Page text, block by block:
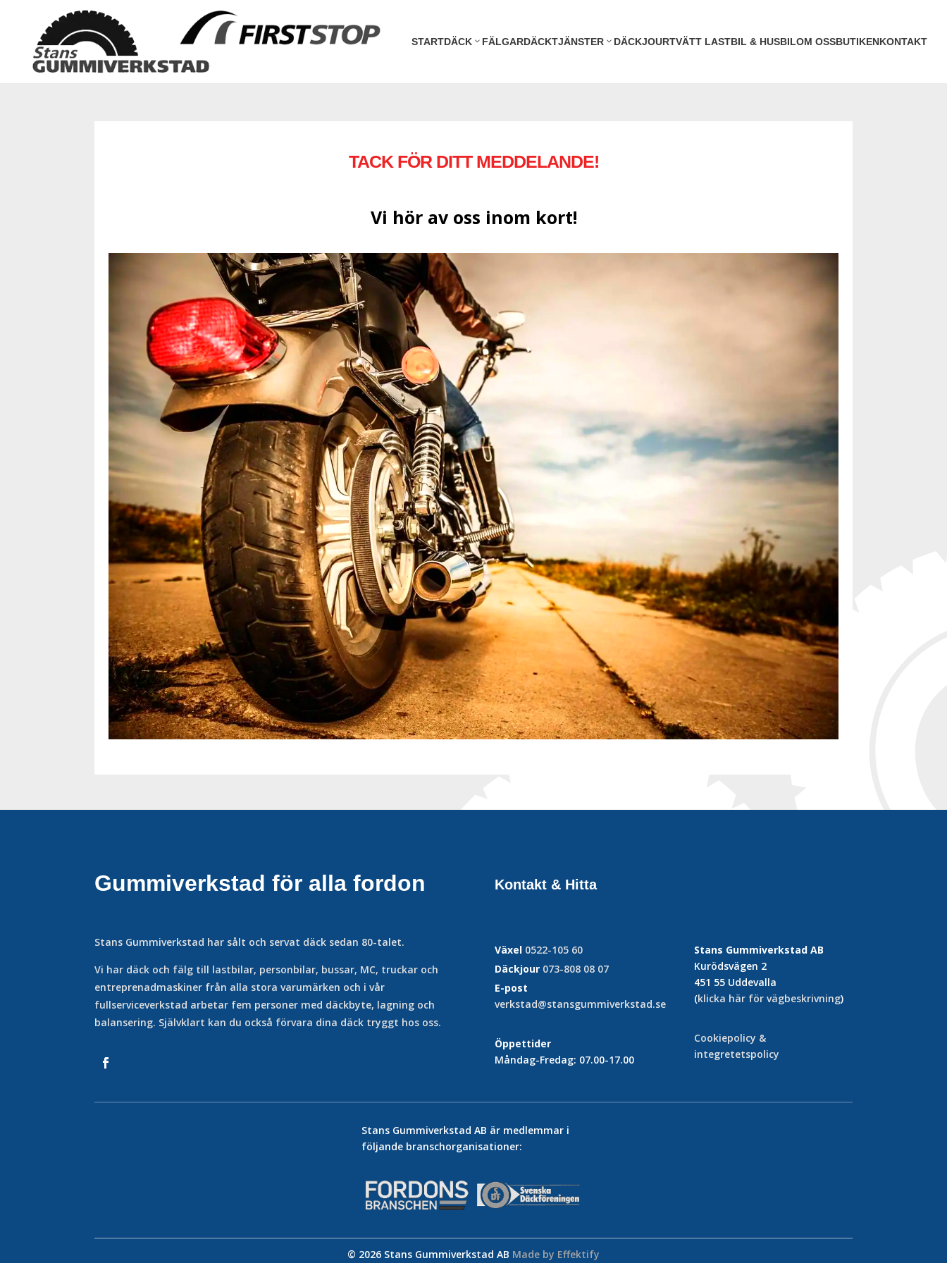
STARTDÄCK FÄLGARDÄCKTJÄNSTER DÄCKJOURTVÄTT LASTBIL & HUSBILOM OSSBUTIKENKONTAKT
TACK FÖR DITT MEDDELANDE!
Vi hör av oss inom kort!
Gummiverkstad för alla fordon
Stans Gummiverkstad har sålt och servat däck sedan 80-talet.
Vi har däck och fälg till lastbilar, personbilar, bussar, MC, truckar och
entreprenadmaskiner från alla stora varumärken och i vår
fullserviceverkstad arbetar fem personer med däckbyte, lagning och
balansering. Självklart kan du också förvara dina däck tryggt hos oss.
Kontakt & Hitta
Växel 0522-105 60
Däckjour 073-808 08 07
E-post
verkstad@stansgummiverkstad.se
Öppettider
Måndag-Fredag: 07.00-17.00
Stans Gummiverkstad AB
Kurödsvägen 2
451 55 Uddevalla
(klicka här för vägbeskrivning)
Cookiepolicy &
integretetspolicy
Stans Gummiverkstad AB är medlemmar i
följande branschorganisationer:
© 2026 Stans Gummiverkstad AB Made by Effektify